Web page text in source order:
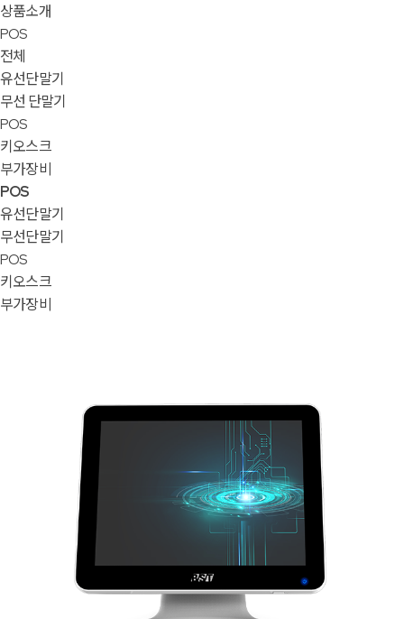
상품소개
POS
전체
유선단말기
무선 단말기
POS
키오스크
부가장비
POS
유선단말기
무선단말기
POS
키오스크
부가장비